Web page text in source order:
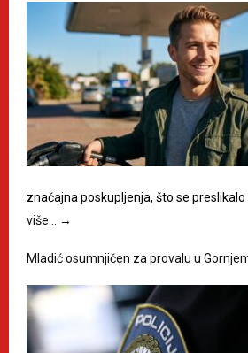
značajna poskupljenja, što se preslikalo
više… →
Mladić osumnjičen za provalu u